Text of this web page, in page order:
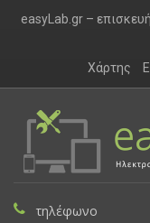
easyLab.gr –
Χάρτης
τηλέφωνο